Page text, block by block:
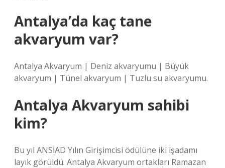
Antalya’da kaç tane
akvaryum var?
Antalya Akvaryum | Deniz akvaryumu | Büyük
akvaryum | Tünel akvaryum | Tuzlu su akvaryumu.
Antalya Akvaryum sahibi
kim?
Bu yıl ANSİAD Yılın Girişimcisi ödülüne iki işadamı
layık görüldü. Antalya Akvaryum ortakları Ramazan